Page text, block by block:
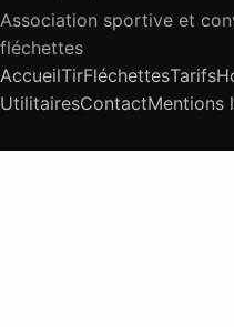
Association sportive et
fléchettes
AccueilTirFléchettesTarifs
UtilitairesContactMentions